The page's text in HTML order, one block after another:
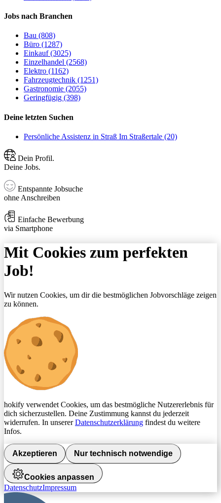
Jobs nach Branchen
Bau (808)
Büro (1287)
Einkauf (3025)
Einzelhandel (2568)
Elektro (1162)
Fahrzeugtechnik (1251)
Gastronomie (2055)
Geringfügig (398)
Deine letzten Suchen
Persönliche Assistenz in Straß Im Straßertale (20)
Dein Profil.
Deine Jobs.
Entspannte Jobsuche
ohne Anschreiben
Einfache Bewerbung
via Smartphone
Mit Cookies zum perfekten
Job!
Wir nutzen Cookies, um dir die bestmöglichen Jobvorschläge zeigen
zu können.
hokify verwendet Cookies, um das bestmögliche Nutzererlebnis für
dich sicherzustellen. Deine Zustimmung kannst du jederzeit
widerrufen. In unsererDatenschutzerklärung findest du weitere
Infos.
Akzeptieren Nur technisch notwendige
Cookies anpassen
DatenschutzImpressum